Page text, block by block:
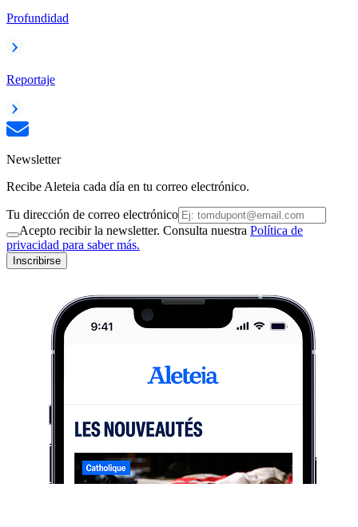
Profundidad
Reportaje
Newsletter
Recibe Aleteia cada día en tu correo electrónico.
Tu dirección de correo electrónico
Acepto recibir la newsletter. Consulta nuestra Política de
privacidad para saber más.
Inscribirse